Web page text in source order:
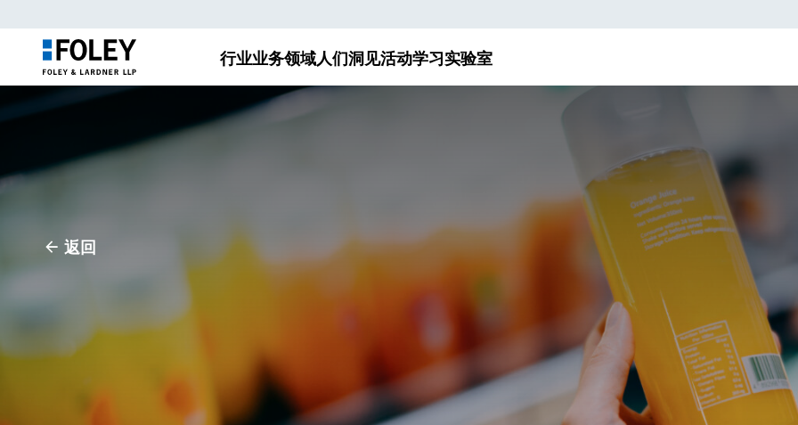
行业业务领域人们洞见活动学习实验室
返回